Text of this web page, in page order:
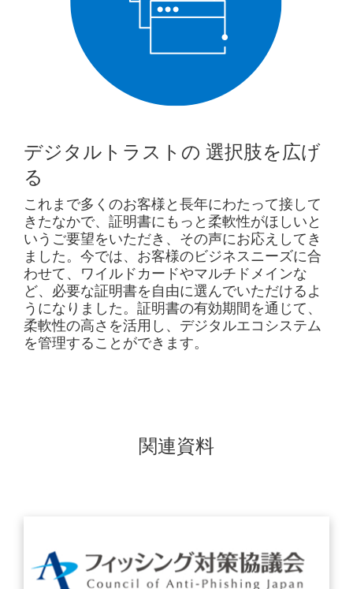
デジタルトラストの 選択肢を広げ
る
これまで多くのお客様と長年にわたって接して
きたなかで、証明書にもっと柔軟性がほしいと
いうご要望をいただき、その声にお応えしてき
ました。今では、お客様のビジネスニーズに合
わせて、ワイルドカードやマルチドメインな
ど、必要な証明書を自由に選んでいただけるよ
うになりました。証明書の有効期間を通じて、
柔軟性の高さを活用し、デジタルエコシステム
を管理することができます。
関連資料